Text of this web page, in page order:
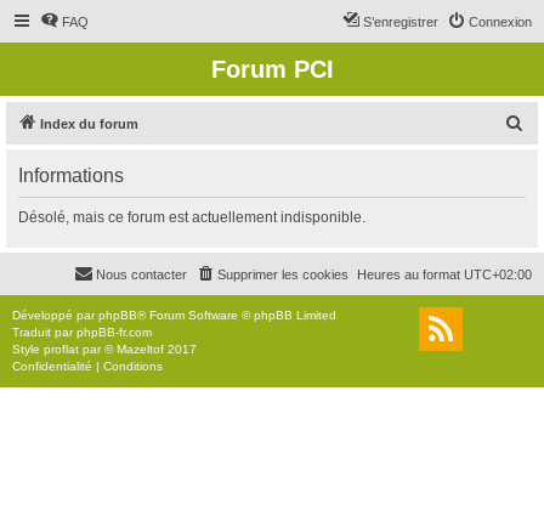
FAQ Connexion
S’enregistrer
Forum PCI
Index du forum
r
c
r
Informations
Désolé, mais ce forum est actuellement indisponible.
Heures au format UTC+02:00
Supprimer les cookies
Nous contacter
Développé parphpBB® Forum Software © phpBB Limited
Traduit parphpBB-fr.com
Style proflat par ©Mazeltof 2017
Confidentialité | Conditions